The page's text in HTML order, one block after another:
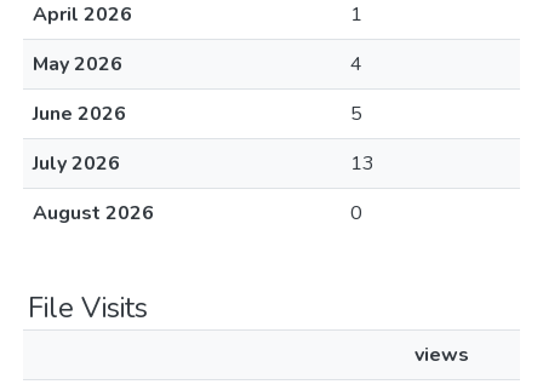
April 2026
1
May 2026
4
June 2026
5
July 2026
13
August 2026
0
File Visits
views